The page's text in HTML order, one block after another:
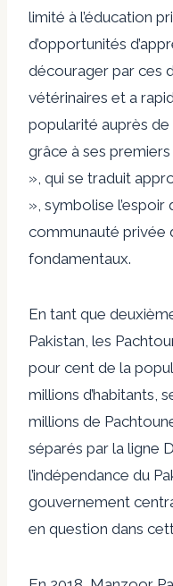
limité à l’éducation
d’opportunités
décourager par ces
vétérinaires et a
popularité auprès
grâce à ses
», qui se traduit
», symbolise l’espoir
communauté privée
fondamentaux.
En tant que
Pakistan, les
pour cent de la
millions d’habitants,
millions de
séparés par la ligne
l’indépendance du
gouvernement
en question dans